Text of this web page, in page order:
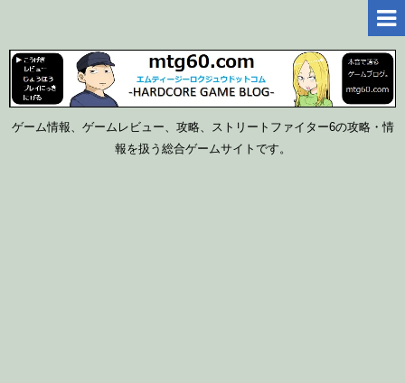
ゲーム情報、ゲームレビュー、攻略、ストリートファイター6の攻略・情
報を扱う総合ゲームサイトです。